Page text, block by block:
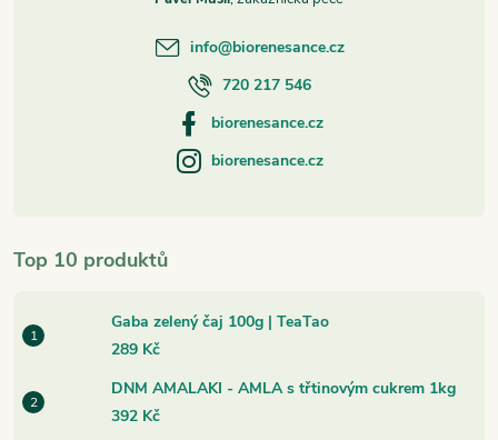
Top 10 produktů
Gaba zelený čaj 100g | TeaTao
289 Kč
DNM AMALAKI - AMLA s třtinovým cukrem 1kg
392 Kč
info@biorenesance.cz
720 217 546
biorenesance.cz
biorenesance.cz